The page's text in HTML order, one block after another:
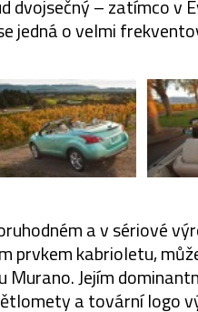
dvojsečný – zatímco v
jedná o velmi
a v sériové
prvkem kabrioletu,
Murano. Jejím
a tovární logo